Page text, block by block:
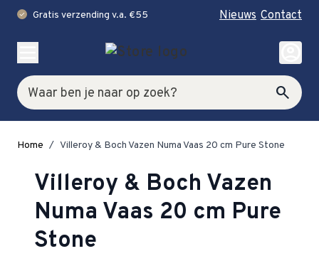
check Gratis verzending v.a. €55 Nieuws Contact
Zoek search
account_circle
Home / Villeroy & Boch Vazen Numa Vaas 20 cm Pure Stone
Villeroy & Boch Vazen
Numa Vaas 20 cm Pure
Stone